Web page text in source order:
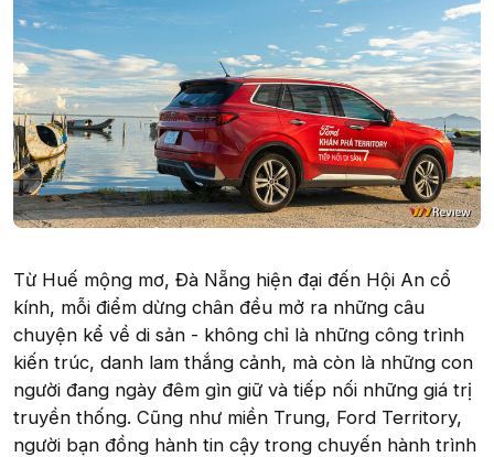
Từ Huế mộng mơ, Đà Nẵng hiện đại đến Hội An cổ
kính, mỗi điểm dừng chân đều mở ra những câu
chuyện kể về di sản - không chỉ là những công trình
kiến trúc, danh lam thắng cảnh, mà còn là những con
người đang ngày đêm gìn giữ và tiếp nối những giá trị
truyền thống. Cũng như miền Trung, Ford Territory,
người bạn đồng hành tin cậy trong chuyến hành trình